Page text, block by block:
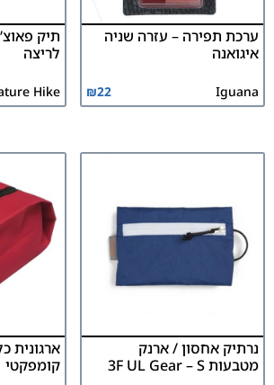
ערכת תפירה – עזרה שניה
איגואנה
Iguana
₪22
תיק
לריצה
Hike
נרתיק אחסון / ארנק
מטבעות 3F UL Gear – S
ארגונית
קומפקטי